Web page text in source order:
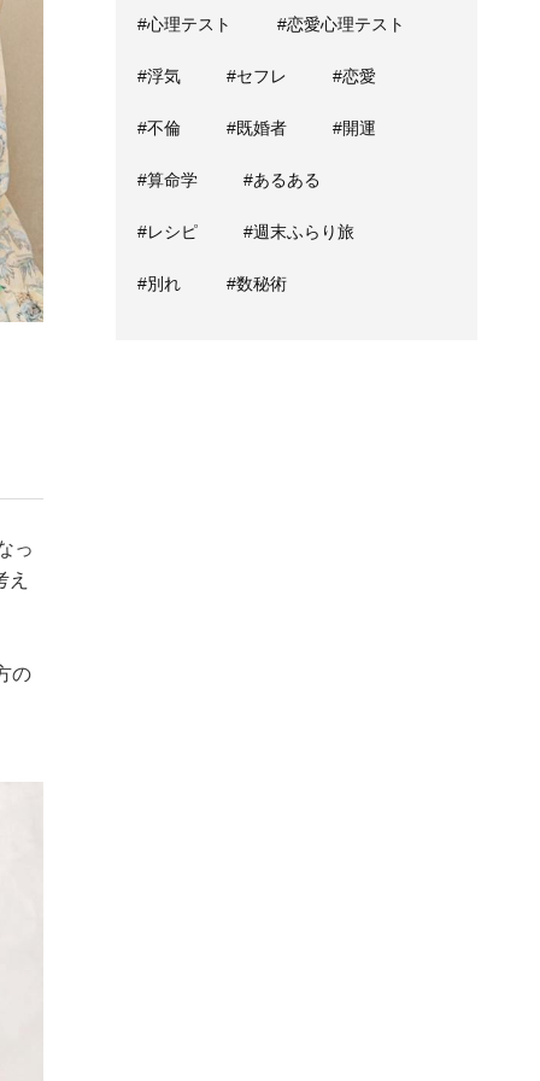
っ
え
の
#心理テスト #恋愛心理テスト
#浮気 #セフレ #恋愛
#不倫 #既婚者 #開運
#算命学 #あるある
#レシピ #週末ふらり旅
#別れ #数秘術